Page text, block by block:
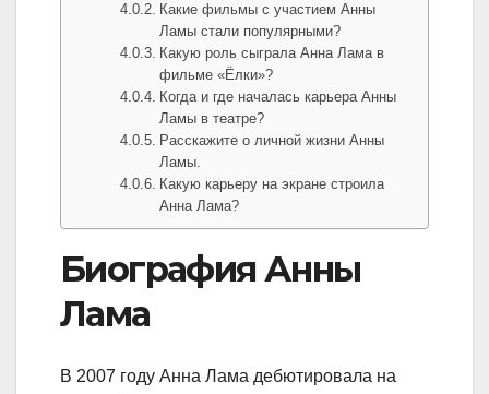
Какие фильмы с участием Анны
Ламы стали популярными?
Какую роль сыграла Анна Лама в
фильме «Ёлки»?
Когда и где началась карьера Анны
Ламы в театре?
Расскажите о личной жизни Анны
Ламы.
Какую карьеру на экране строила
Анна Лама?
Биография Анны
Лама
В 2007 году Анна Лама дебютировала на